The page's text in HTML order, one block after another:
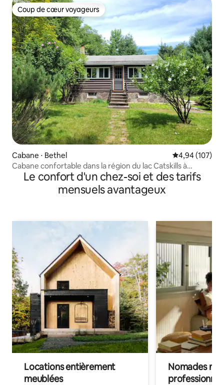
Coup de cœur voyageurs
Coup de cœur voyageurs
Cabane ⋅ Bethel Évaluation
4,94 (107)
Cabane confortable dans la région du lac Catskills à
Smallwood
Le confort d'un chez-soi et des tarifs
mensuels avantageux
Locations entièrement
meublées
Nomades